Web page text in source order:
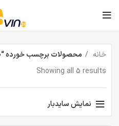
خانه
محصولات برچسب خورده “46EX520”
Showing all 5 results
نمایش سایدبار